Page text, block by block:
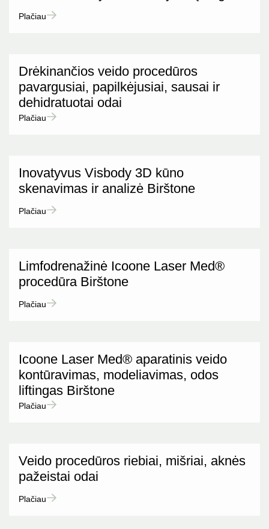
Plačiau
Drėkinančios veido procedūros
pavargusiai, papilkėjusiai, sausai ir
dehidratuotai odai
Plačiau
Inovatyvus Visbody 3D kūno
skenavimas ir analizė Birštone
Plačiau
Limfodrenažinė Icoone Laser Med®
procedūra Birštone
Plačiau
Icoone Laser Med® aparatinis veido
kontūravimas, modeliavimas, odos
liftingas Birštone
Plačiau
Veido procedūros riebiai, mišriai, aknės
pažeistai odai
Plačiau